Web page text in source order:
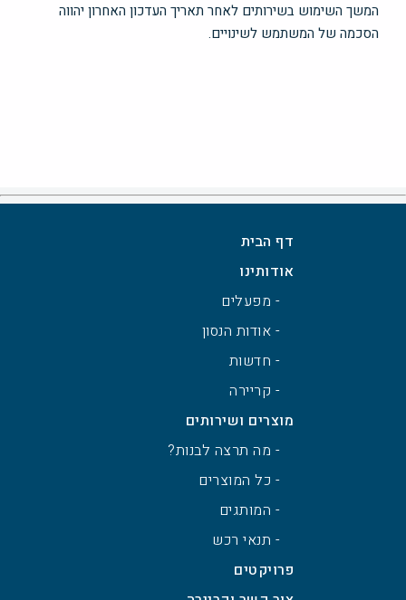
המשך השימוש בשירותים לאחר תאריך העדכון האחרון יהווה
הסכמה של המשתמש לשינויים.
דף הבית
אודותינו
- מפעלים
- אודות הנסון
- חדשות
- קריירה
מוצרים ושירותים
- מה תרצה לבנות?
- כל המוצרים
- המותגים
- תנאי רכש
פרויקטים